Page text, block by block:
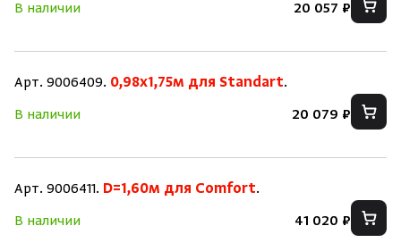
В наличии
20 057 ₽
Арт. 9006409. 0,98х1,75м для Standart.
В наличии
20 079 ₽
Арт. 9006411. D=1,60м для Comfort.
В наличии
41 020 ₽
Скрыть/
Скрыть/